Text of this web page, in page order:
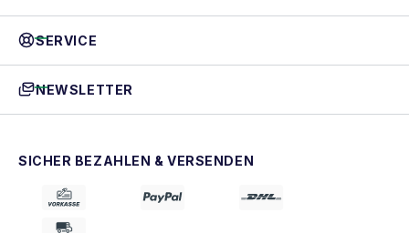
SERVICE
NEWSLETTER
SICHER BEZAHLEN & VERSENDEN